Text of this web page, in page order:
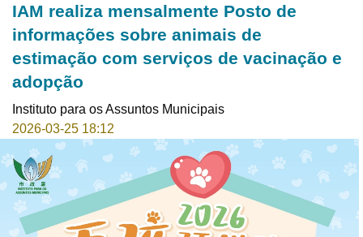
IAM realiza mensalmente Posto de
informações sobre animais de
estimação com serviços de vacinação e
adopção
Instituto para os Assuntos Municipais
2026-03-25 18:12